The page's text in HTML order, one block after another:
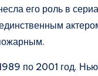
его роль в
по 2001 год.